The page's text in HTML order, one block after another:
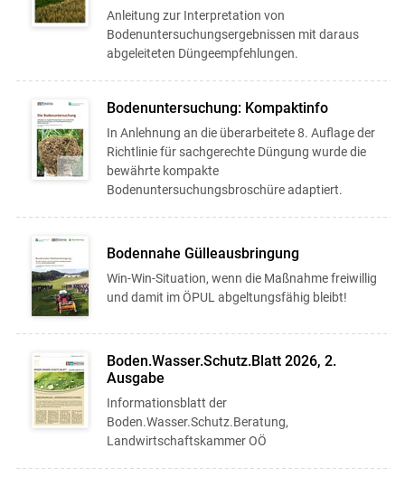
Anleitung zur Interpretation von
Bodenuntersuchungsergebnissen mit daraus
abgeleiteten Düngeempfehlungen.
Bodenuntersuchung: Kompaktinfo
In Anlehnung an die überarbeitete 8. Auflage der
Richtlinie für sachgerechte Düngung wurde die
bewährte kompakte
Bodenuntersuchungsbroschüre adaptiert.
Bodennahe Gülleausbringung
Win-Win-Situation, wenn die Maßnahme freiwillig
und damit im ÖPUL abgeltungsfähig bleibt!
Boden.Wasser.Schutz.Blatt 2026, 2.
Ausgabe
Informationsblatt der
Boden.Wasser.Schutz.Beratung,
Landwirtschaftskammer OÖ